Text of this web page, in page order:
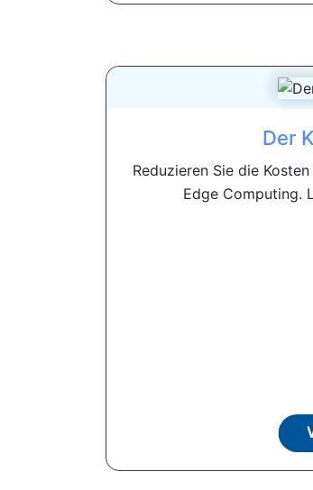
Der
Reduzieren Sie die
Edge Computing.